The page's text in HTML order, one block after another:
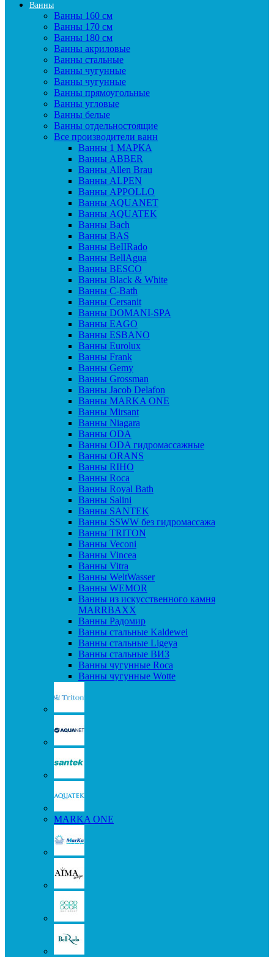
Ванны
Ванны 160 см
Ванны 170 см
Ванны 180 см
Ванны акриловые
Ванны стальные
Ванны чугунные
Ванны чугунные
Ванны прямоугольные
Ванны угловые
Ванны белые
Ванны отдельностоящие
Все производители ванн
Ванны 1 МАРКА
Ванны ABBER
Ванны Allen Brau
Ванны ALPEN
Ванны APPOLLO
Ванны AQUANET
Ванны AQUATEK
Ванны Bach
Ванны BAS
Ванны BeIIRado
Ванны BellAgua
Ванны BESCO
Ванны Black & White
Ванны C-Bath
Ванны Cersanit
Ванны DOMANI-SPA
Ванны EAGO
Ванны ESBANO
Ванны Eurolux
Ванны Frank
Ванны Gemy
Ванны Grossman
Ванны Jacob Delafon
Ванны MARKA ONE
Ванны Mirsant
Ванны Niagara
Ванны ODA
Ванны ODA гидромассажные
Ванны ORANS
Ванны RIHO
Ванны Roca
Ванны Royal Bath
Ванны Salini
Ванны SANTEK
Ванны SSWW без гидромассажа
Ванны TRITON
Ванны Veconi
Ванны Vincea
Ванны Vitra
Ванны WeltWasser
Ванны WEMOR
Ванны из искусственного камня
MARRBAXX
Ванны Радомир
Ванны стальные Kaldewei
Ванны стальные Ligeya
Ванны стальные ВИЗ
Ванны чугунные Roca
Ванны чугунные Wotte
MARKA ONE